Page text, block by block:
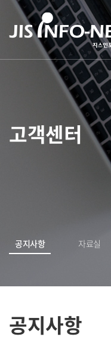
고객센터
공지사항 자료실
공지사항